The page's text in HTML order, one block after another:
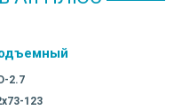
2.7
123